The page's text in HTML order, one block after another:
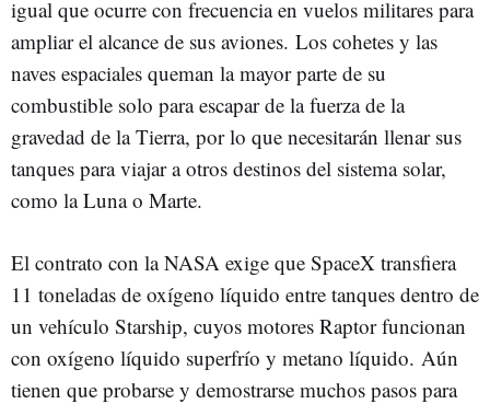
igual que ocurre con frecuencia en vuelos militares para
ampliar el alcance de sus aviones. Los cohetes y las
naves espaciales queman la mayor parte de su
combustible solo para escapar de la fuerza de la
gravedad de la Tierra, por lo que necesitarán llenar sus
tanques para viajar a otros destinos del sistema solar,
como la Luna o Marte.
El contrato con la NASA exige que SpaceX transfiera
11 toneladas de oxígeno líquido entre tanques dentro de
un vehículo Starship, cuyos motores Raptor funcionan
con oxígeno líquido superfrío y metano líquido. Aún
tienen que probarse y demostrarse muchos pasos para